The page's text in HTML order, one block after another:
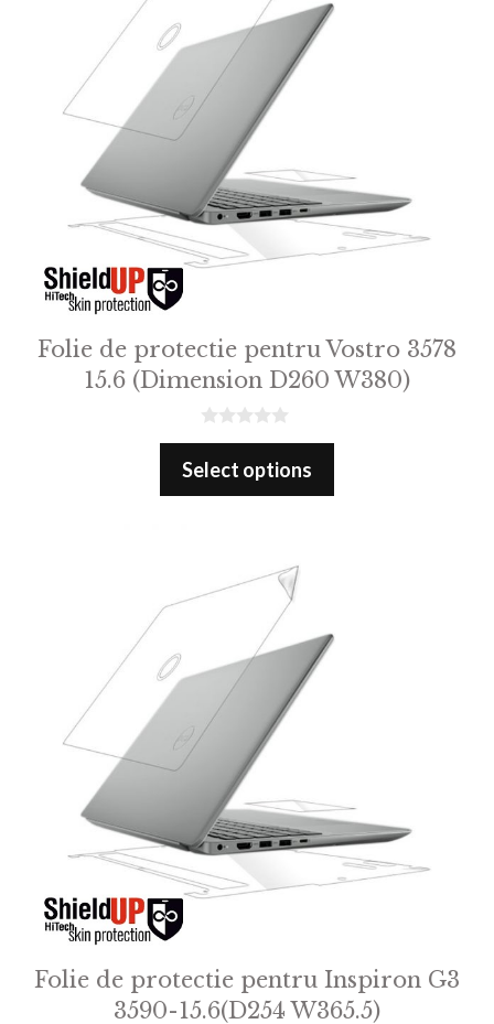
Folie de protectie pentru Vostro 3578
15.6 (Dimension D260 W380)
0
u
Select options
Folie de protectie pentru Inspiron G3
3590-15.6(D254 W365.5)